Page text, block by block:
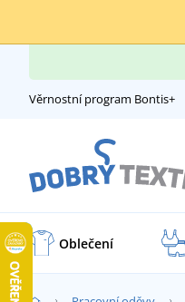
Věrnostní program Bontis+
Oblečení